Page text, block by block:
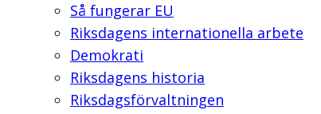
Så fungerar EU
Riksdagens internationella arbete
Demokrati
Riksdagens historia
Riksdagsförvaltningen